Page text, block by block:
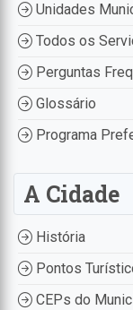
Unidades
Todos os
Perguntas
Glossário
Programa
A Cidade
História
Pontos
CEPs do